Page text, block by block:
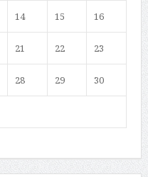
14 15 16
21 22 23
28 29 30